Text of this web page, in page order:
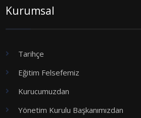
Kurumsal
Tarihçe
Eğitim Felsefemiz
Kurucumuzdan
Yönetim Kurulu Başkanımızdan